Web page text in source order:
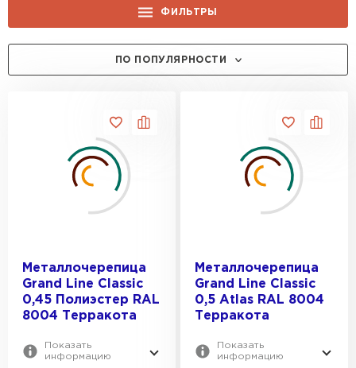
ФИЛЬТРЫ
0.45
ПРОИЗВОДИТЕЛЬ:
20
23
23.5
ТЕКСТУРА ПОВЕРХНОСТИ:
Гладкая
Текстурированная
ПЛОЩАДЬ, М2:
ПО ПОПУЛЯРНОСТИ
Металлочерепица
Grand Line Classic
0,45 Полиэстер RAL
8004 Терракота
Показать
информацию
Металлочерепица
Grand Line Classic
0,5 Atlas RAL 8004
Терракота
Показать
информацию
ВСЕ ПРОИЗВОДИТЕЛИ